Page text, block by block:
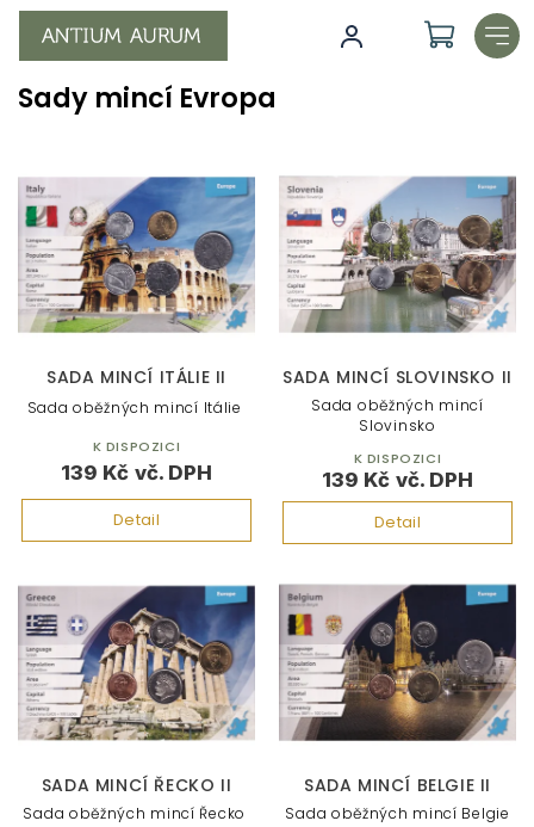
obsah
Sady mincí Evropa
ý
p
s
p
r
u
SADA MINCÍ ITÁLIE II
139 Kč
Detail
Sada oběžných mincí Itálie
K DISPOZICI
SADA MINCÍ SLOVINSKO II
139 Kč
Detail
Sada oběžných mincí
Slovinsko
K DISPOZICI
SADA MINCÍ ŘECKO II
Sada oběžných mincí Řecko
SADA MINCÍ BELGIE II
Sada oběžných mincí Belgie